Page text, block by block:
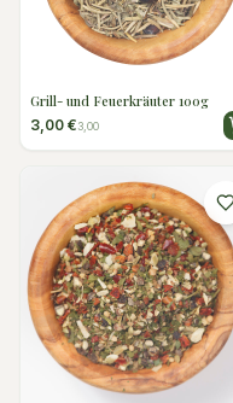
Grill- und Feuerkräuter 100g
3,00 €3,00